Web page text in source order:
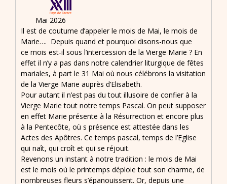
Mai 2026
Il est de coutume d’appeler le mois de Mai, le mois de
Marie…. Depuis quand et pourquoi disons-nous que
ce mois est-il sous l’intercession de la Vierge Marie ? En
effet il n’y a pas dans notre calendrier liturgique de fêtes
mariales, à part le 31 Mai où nous célébrons la visitation
de la Vierge Marie auprès d’Elisabeth.
Pour autant il n’est pas du tout illusoire de confier à la
Vierge Marie tout notre temps Pascal. On peut supposer
en effet Marie présente à la Résurrection et encore plus
à la Pentecôte, où s présence est attestée dans les
Actes des Apôtres. Ce temps pascal, temps de l’Eglise
qui naît, qui croît et qui se réjouit.
Revenons un instant à notre tradition : le mois de Mai
est le mois où le printemps déploie tout son charme, de
nombreuses fleurs s’épanouissent. Or, depuis une